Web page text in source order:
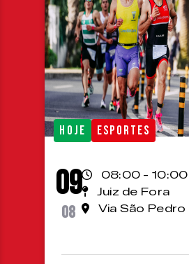
HOJE ESPORTES
09
08
08:00 - 10:00
Juiz de Fora
Via São Pedro